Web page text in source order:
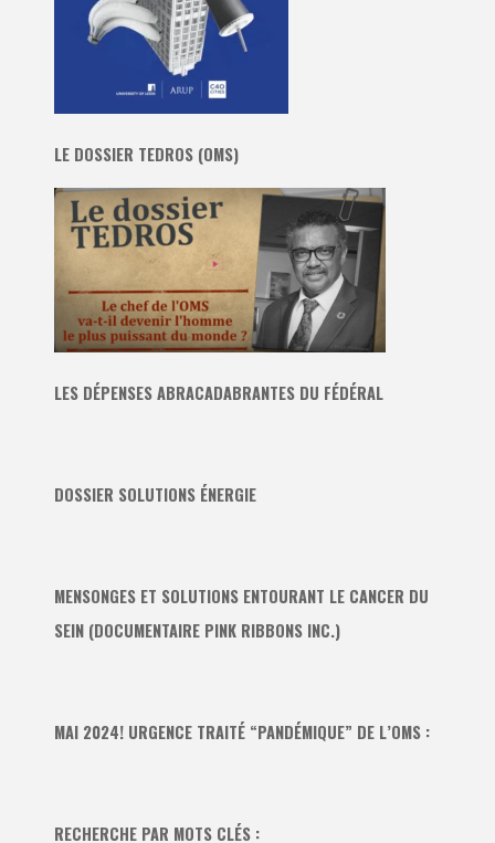
LE DOSSIER TEDROS (OMS)
LES DÉPENSES ABRACADABRANTES DU FÉDÉRAL
DOSSIER SOLUTIONS ÉNERGIE
MENSONGES ET SOLUTIONS ENTOURANT LE CANCER DU
SEIN (DOCUMENTAIRE PINK RIBBONS INC.)
MAI 2024! URGENCE TRAITÉ “PANDÉMIQUE” DE L’OMS :
RECHERCHE PAR MOTS CLÉS :